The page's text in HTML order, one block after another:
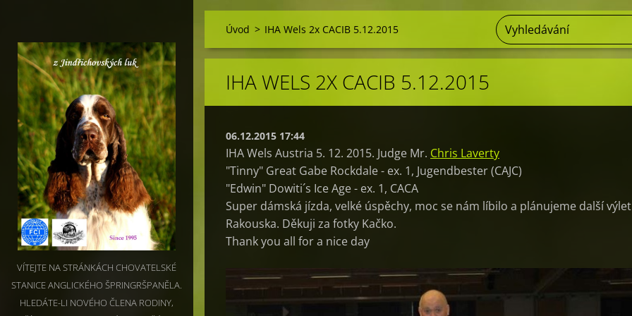
VÍTEJTE NA STRÁNKÁCH CHOVATELSKÉ
STANICE ANGLICKÉHO ŠPRINGRŠPANĚLA.
HLEDÁTE-LI NOVÉHO ČLENA RODINY,
Úvod > IHA Wels 2x CACIB 5.12.2015
IHA WELS 2X CACIB 5.12.2015
06.12.2015 17:44
IHA Wels Austria 5. 12. 2015. Judge Mr. Chris Laverty
"Tinny" Great Gabe Rockdale - ex. 1, Jugendbester (CAJC)
"Edwin" Dowiti´s Ice Age - ex. 1, CACA
Super dámská jízda, velké úspěchy, moc se nám líbilo a plánujeme další
Rakouska. Děkuji za fotky Kačko.
Thank you all for a nice day